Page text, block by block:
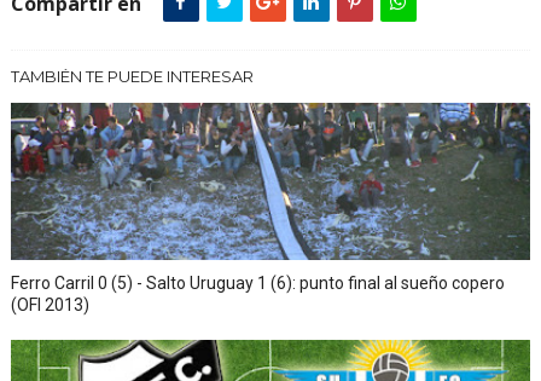
TAMBIÉN TE PUEDE INTERESAR
Ferro Carril 0 (5) - Salto Uruguay 1 (6): punto final al sueño copero
(OFI 2013)